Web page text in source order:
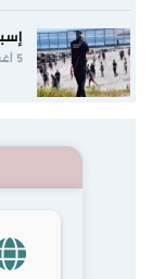
5 أغسطس 2026